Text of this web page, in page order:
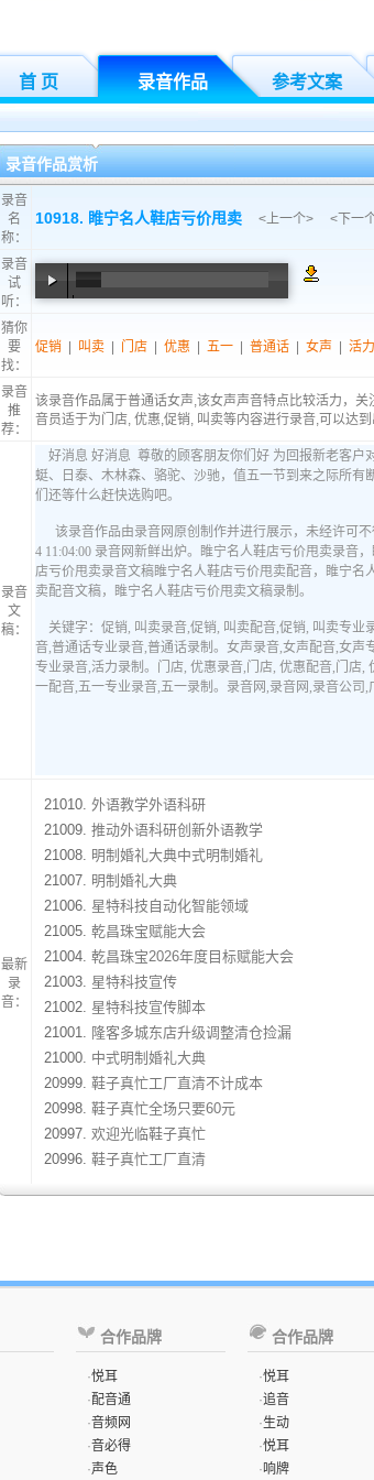
首 页 录音作品 参考文案
录音作品赏析
录音
名
称：
10918. 睢宁名人鞋店亏价甩卖 <上一个> < 下一
录音
试
听：
猜你
要
找：
促销 叫卖 门店 优惠 五一 普通话 女声 活力
录音
推
荐：
该录音作品属于普通话女声,该女声声音特点比较活力，
音员适于为门店, 优惠,促销, 叫卖等内容进行录音,可以达
录音
文
稿：
最新
录
音：
21010. 外语教学外语科研
21009. 推动外语科研创新外语教学
21008. 明制婚礼大典中式明制婚礼
21007. 明制婚礼大典
21006. 星特科技自动化智能领域
21005. 乾昌珠宝赋能大会
21004. 乾昌珠宝2026年度目标赋能大会
21003. 星特科技宣传
21002. 星特科技宣传脚本
21001. 隆客多城东店升级调整清仓捡漏
21000. 中式明制婚礼大典
20999. 鞋子真忙工厂直清不计成本
20998. 鞋子真忙全场只要60元
20997. 欢迎光临鞋子真忙
20996. 鞋子真忙工厂直清
合作品牌
·悦耳
·配音通
·音频网
·音必得
·声色
合作品牌
·悦耳
·追音
·生动
·悦耳
·响牌